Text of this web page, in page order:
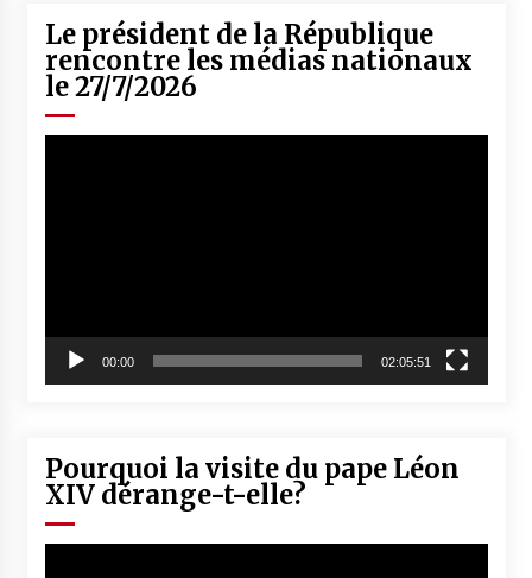
publicitaire
Le président de la République
rencontre les médias nationaux
le 27/7/2026
00:00 02:05:51
Pourquoi la visite du pape Léon
XIV dérange-t-elle?